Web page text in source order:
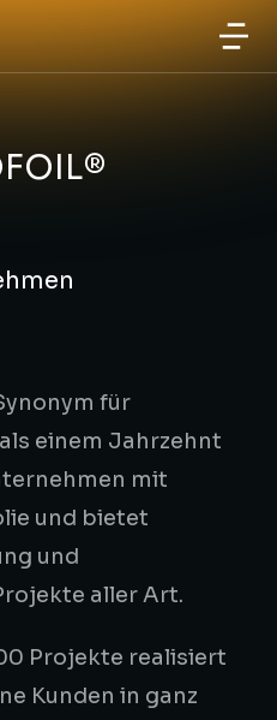
für
einem Jahrzehnt
mit
und bietet
und
aller Art.
Projekte realisiert
Kunden in ganz